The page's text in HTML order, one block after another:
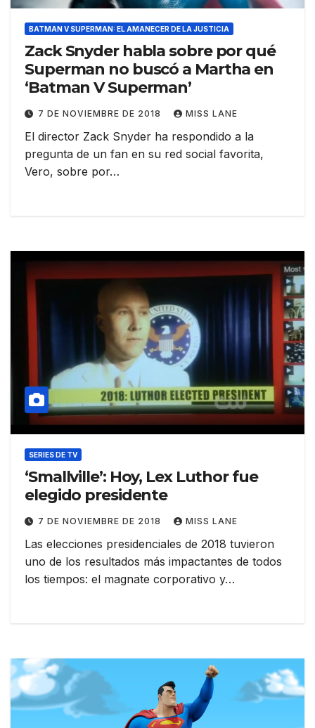
BATMAN V SUPERMAN: EL AMANECER DE LA JUSTICIA
Zack Snyder habla sobre por qué
Superman no buscó a Martha en
‘Batman V Superman’
7 DE NOVIEMBRE DE 2018 MISS LANE
El director Zack Snyder ha respondido a la
pregunta de un fan en su red social favorita,
Vero, sobre por…
SERIES DE TV
‘Smallville’: Hoy, Lex Luthor fue
elegido presidente
7 DE NOVIEMBRE DE 2018 MISS LANE
Las elecciones presidenciales de 2018 tuvieron
uno de los resultados más impactantes de todos
los tiempos: el magnate corporativo y…